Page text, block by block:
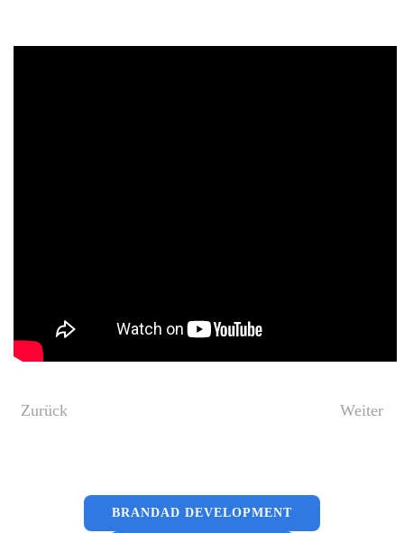
Zurück Weiter
BRANDAD DEVELOPMENT